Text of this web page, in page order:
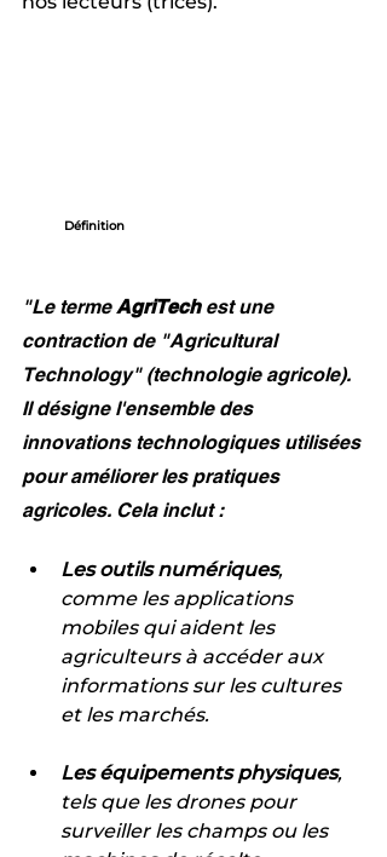
Définition
"Le terme AgriTech est une
contraction de "Agricultural
Technology" (technologie agricole).
Il désigne l'ensemble des
innovations technologiques utilisées
pour améliorer les pratiques
agricoles. Cela inclut :
Les outils numériques,
comme les applications
mobiles qui aident les
agriculteurs à accéder aux
informations sur les cultures
et les marchés.
Les équipements physiques,
tels que les drones pour
surveiller les champs ou les